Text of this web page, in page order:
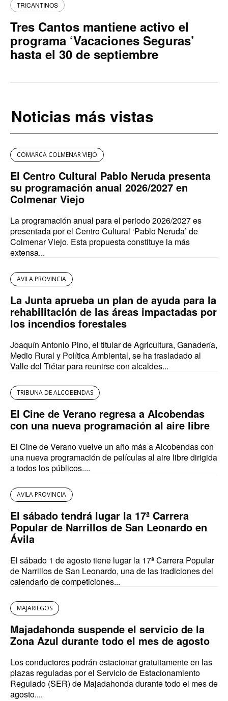
TRICANTINOS
Tres Cantos mantiene activo el
programa ‘Vacaciones Seguras’
hasta el 30 de septiembre
Noticias más vistas
COMARCA COLMENAR VIEJO
El Centro Cultural Pablo Neruda presenta
su programación anual 2026/2027 en
Colmenar Viejo
La programación anual para el periodo 2026/2027 es
presentada por el Centro Cultural ‘Pablo Neruda’ de
Colmenar Viejo. Esta propuesta constituye la más
extensa...
AVILA PROVINCIA
La Junta aprueba un plan de ayuda para la
rehabilitación de las áreas impactadas por
los incendios forestales
Joaquín Antonio Pino, el titular de Agricultura, Ganadería,
Medio Rural y Política Ambiental, se ha trasladado al
Valle del Tiétar para reunirse con alcaldes...
TRIBUNA DE ALCOBENDAS
El Cine de Verano regresa a Alcobendas
con una nueva programación al aire libre
El Cine de Verano vuelve un año más a Alcobendas con
una nueva programación de películas al aire libre dirigida
a todos los públicos....
AVILA PROVINCIA
El sábado tendrá lugar la 17ª Carrera
Popular de Narrillos de San Leonardo en
Ávila
El sábado 1 de agosto tiene lugar la 17ª Carrera Popular
de Narrillos de San Leonardo, una de las tradiciones del
calendario de competiciones...
MAJARIEGOS
Majadahonda suspende el servicio de la
Zona Azul durante todo el mes de agosto
Los conductores podrán estacionar gratuitamente en las
plazas reguladas por el Servicio de Estacionamiento
Regulado (SER) de Majadahonda durante todo el mes de
agosto....